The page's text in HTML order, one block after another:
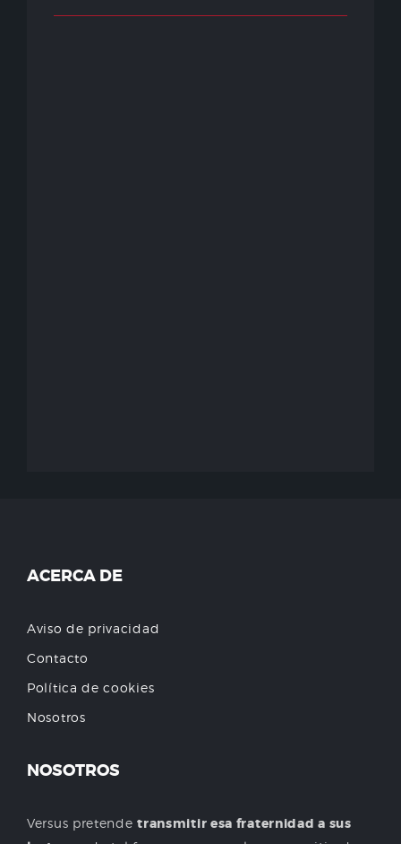
ACERCA DE
Aviso de privacidad
Contacto
Política de cookies
Nosotros
NOSOTROS
Versus pretendetransmitir esa fraternidad a sus